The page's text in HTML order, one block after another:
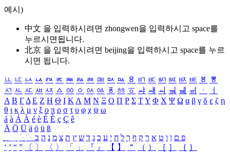
예시)
中文 을 입력하시려면 zhongwen을 입력하시고 space를
누르시면됩니다.
北京 을 입력하시려면 beijing을 입력하시고 space를 누르
시면 됩니다.
ㅥ ㅦ ㅧ ㅨ ㅩ ㅪ ㅫ ㅬ ㅭ ㅮ ㅯ ㅰ ㅱ ㅲ ㅳ ㅴ ㅵ ㅶ ㅷ ㅸ
ㅹ
ㅺ ㅻ ㅼ ㅽ ㅾ ㅿ ㆀ ㆁ ㆂ ㆃ ㆄ ㆅ ㆆ ㆇ ㆈ ㆉ ㆊ ㆋ ㆌ ㆍ
ㆎ
Α Β ΓΔ Ε Ζ Η Θ Ι ΚΛ Μ Ν Ξ Ο Π Ρ Σ ΤΥ Φ Χ Ψ Ω α β γ δ ε ζ η
θ ι κ λ μ ν ξ ο π ρ σ τ υ φ χ ψ ω
á à Á À é è É È ç Ç ê
Ä Ö Ü ä ö ü ß
ִֶֹ ֻּ ׁׂ פ ם ן ו ט א ר ק ף ך ל ח י ע כ ג ד ש ץ ת צ מ נ ה ב
‘ ’ “ ” 〔 〕 〈 〉 「 」 『 』 【 】 ＂ （ ） ［ ］ ｛ ｝